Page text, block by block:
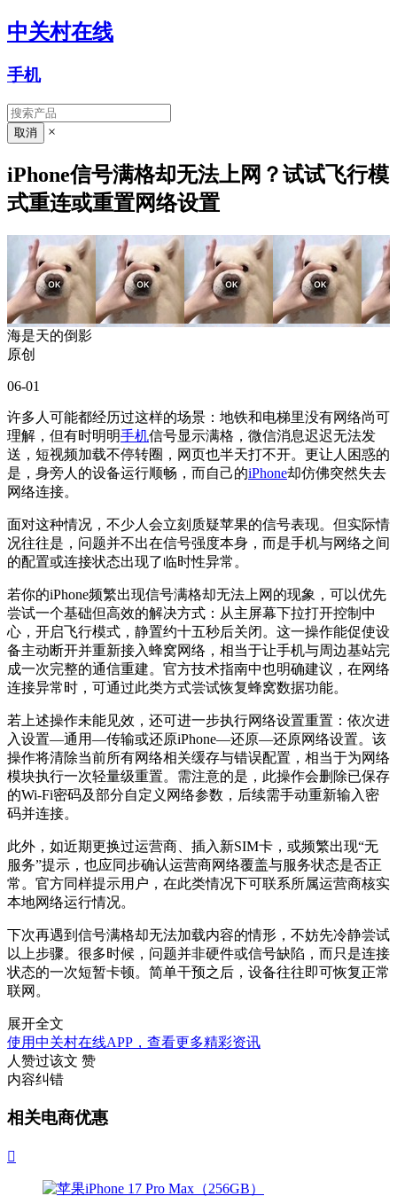
中关村在线
手机
×
iPhone信号满格却无法上网？试试飞行模
式重连或重置网络设置
海是天的倒影
原创
06-01
许多人可能都经历过这样的场景：地铁和电梯里没有网络尚可
理解，但有时明明手机信号显示满格，微信消息迟迟无法发
送，短视频加载不停转圈，网页也半天打不开。更让人困惑的
是，身旁人的设备运行顺畅，而自己的iPhone却仿佛突然失去
网络连接。
面对这种情况，不少人会立刻质疑苹果的信号表现。但实际情
况往往是，问题并不出在信号强度本身，而是手机与网络之间
的配置或连接状态出现了临时性异常。
若你的iPhone频繁出现信号满格却无法上网的现象，可以优先
尝试一个基础但高效的解决方式：从主屏幕下拉打开控制中
心，开启飞行模式，静置约十五秒后关闭。这一操作能促使设
备主动断开并重新接入蜂窝网络，相当于让手机与周边基站完
成一次完整的通信重建。官方技术指南中也明确建议，在网络
连接异常时，可通过此类方式尝试恢复蜂窝数据功能。
若上述操作未能见效，还可进一步执行网络设置重置：依次进
入设置—通用—传输或还原iPhone—还原—还原网络设置。该
操作将清除当前所有网络相关缓存与错误配置，相当于为网络
模块执行一次轻量级重置。需注意的是，此操作会删除已保存
的Wi-Fi密码及部分自定义网络参数，后续需手动重新输入密
码并连接。
此外，如近期更换过运营商、插入新SIM卡，或频繁出现“无
服务”提示，也应同步确认运营商网络覆盖与服务状态是否正
常。官方同样提示用户，在此类情况下可联系所属运营商核实
本地网络运行情况。
下次再遇到信号满格却无法加载内容的情形，不妨先冷静尝试
以上步骤。很多时候，问题并非硬件或信号缺陷，而只是连接
状态的一次短暂卡顿。简单干预之后，设备往往即可恢复正常
联网。
展开全文
使用中关村在线APP，查看更多精彩资讯
人赞过该文 赞
内容纠错
相关电商优惠
